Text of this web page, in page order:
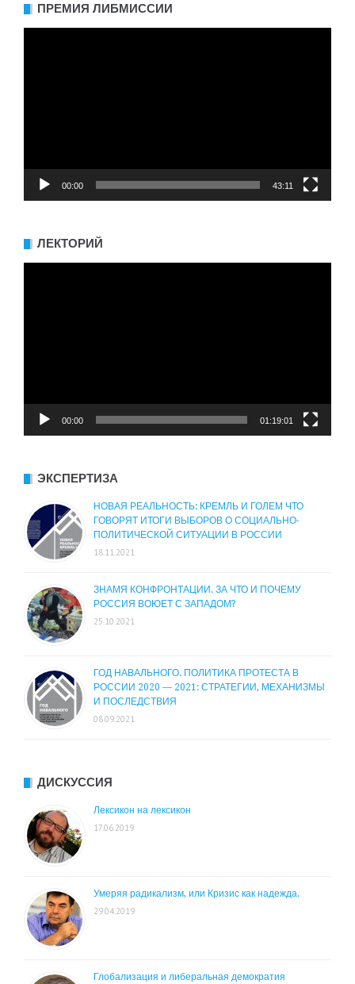
ПРЕМИЯ ЛИБМИССИИ
00:00 43:11
ЛЕКТОРИЙ
00:00 01:19:01
ЭКСПЕРТИЗА
НОВАЯ РЕАЛЬНОСТЬ: КРЕМЛЬ И ГОЛЕМ ЧТО
ГОВОРЯТ ИТОГИ ВЫБОРОВ О СОЦИАЛЬНО-
ПОЛИТИЧЕСКОЙ СИТУАЦИИ В РОССИИ
18.11.2021
ЗНАМЯ КОНФРОНТАЦИИ. ЗА ЧТО И ПОЧЕМУ
РОССИЯ ВОЮЕТ С ЗАПАДОМ?
25.10.2021
ГОД НАВАЛЬНОГО. ПОЛИТИКА ПРОТЕСТА В
РОССИИ 2020 — 2021: СТРАТЕГИИ, МЕХАНИЗМЫ
И ПОСЛЕДСТВИЯ
08.09.2021
ДИСКУССИЯ
Лексикон на лексикон
17.06.2019
Умеряя радикализм, или Кризис как надежда.
29.04.2019
Глобализация и либеральная демократия